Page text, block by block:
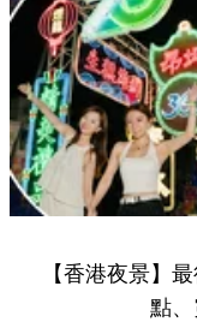
【香港夜景】
點